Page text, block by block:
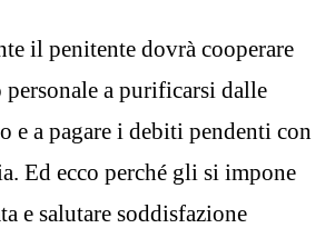
il penitente dovrà cooperare
a purificarsi dalle
e a pagare i debiti pendenti con
Ed ecco perché gli si impone
e salutare soddisfazione